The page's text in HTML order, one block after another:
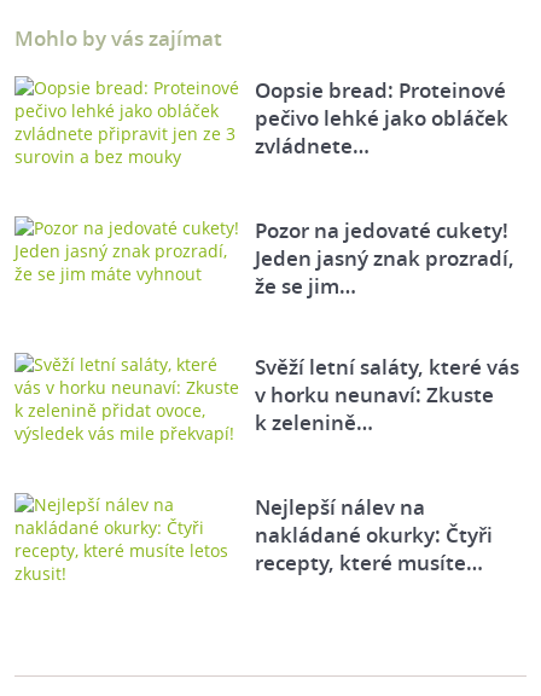
Mohlo by vás zajímat
Oopsie bread: Proteinové
pečivo lehké jako obláček
zvládnete…
Pozor na jedovaté cukety!
Jeden jasný znak prozradí,
že se jim…
Svěží letní saláty, které vás
v horku neunaví: Zkuste
k zelenině…
Nejlepší nálev na
nakládané okurky: Čtyři
recepty, které musíte…